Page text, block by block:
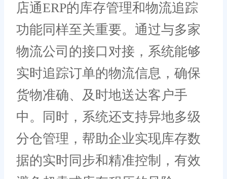
店通ERP的库存管理和物流追踪
功能同样至关重要。通过与多家
物流公司的接口对接，系统能够
实时追踪订单的物流信息，确保
货物准确、及时地送达客户手
中。同时，系统还支持异地多级
分仓管理，帮助企业实现库存数
据的实时同步和精准控制，有效